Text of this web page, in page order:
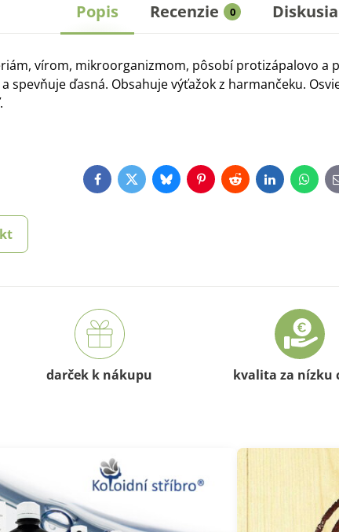
Popis Recenzie 0 Diskusia
vírom, mikroorganizmom, pôsobí protizápalovo a
spevňuje ďasná. Obsahuje výťažok z harmančeku.
FacebookTwitterBlueskyPinterestRedditLinkedIn
darček k nákupu kvalita za nízku